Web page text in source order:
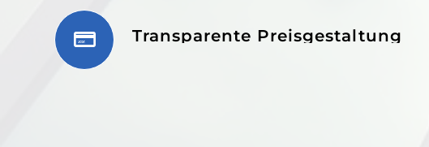
Transparente Preisgestaltung